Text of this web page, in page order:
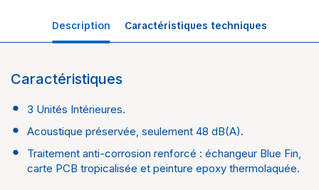
Description Caractéristiques techniques
Caractéristiques
3 Unités Intérieures.
Acoustique préservée, seulement 48 dB(A).
Traitement anti-corrosion renforcé : échangeur Blue Fin,
carte PCB tropicalisée et peinture epoxy thermolaquée.
Univers
Marque